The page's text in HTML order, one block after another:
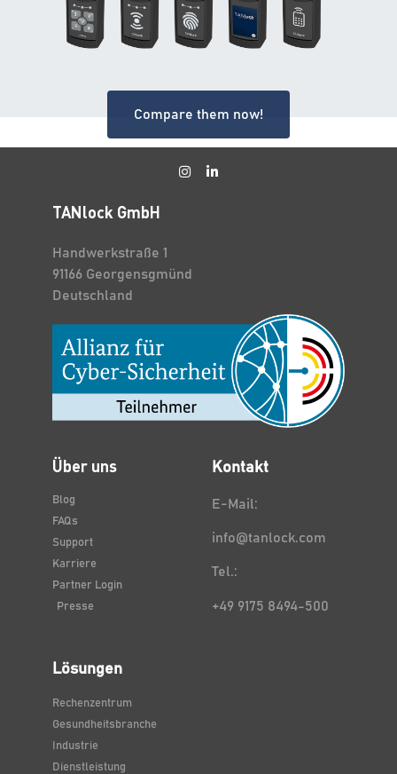
Compare them now!
TANlock GmbH
Handwerkstraße 1
91166 Georgensgmünd
Deutschland
Über uns
Blog
FAQs
Support
Karriere
Partner Login
Presse
Kontakt
E-Mail:
info@tanlock.com
Tel.:
+49 9175 8494-500
Lösungen
Rechenzentrum
Gesundheitsbranche
Industrie
Dienstleistung